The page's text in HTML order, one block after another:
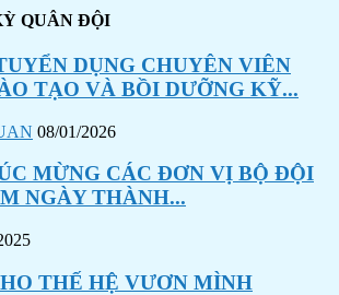
QUÂN ĐỘI
DỤNG CHUYÊN VIÊN
TẠO VÀ BỒI DƯỠNG KỸ...
08/01/2026
MỪNG CÁC ĐƠN VỊ BỘ ĐỘI
NGÀY THÀNH...
THẾ HỆ VƯƠN MÌNH